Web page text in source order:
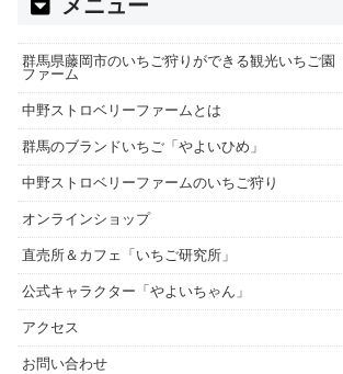
メニュー
群馬県藤岡市のいちご狩りができる観光いちご
ファーム
中野ストロベリーファームとは
群馬のブランドいちご「やよいひめ」
中野ストロベリーファームのいちご狩り
オンラインショップ
直売所＆カフェ「いちご研究所」
公式キャラクター「やよいちゃん」
アクセス
お問い合わせ